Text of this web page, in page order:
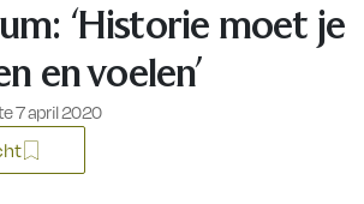
‘Historie moet je
en voelen’
7 april 2020